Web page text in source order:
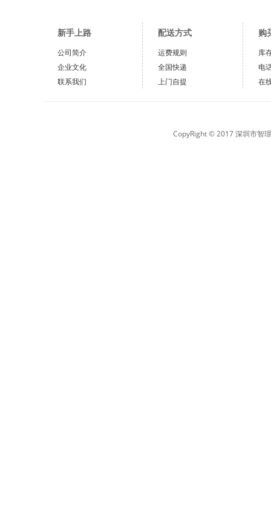
新手上路
公司简介
企业文化
联系我们
配送方式
运费规则
全国快递
上门自提
购
库
电
在
CopyRight © 2017 深圳市智